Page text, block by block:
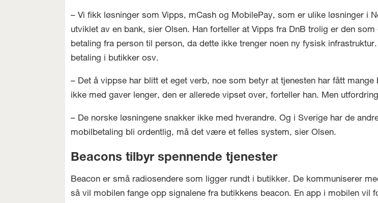
– Vi fikk løsninger som Vipps, mCash og MobilePay, som er ulike løsninger i
utviklet av en bank, sier Olsen. Han forteller at Vipps fra DnB trolig er den
betaling fra person til person, da dette ikke trenger noen ny fysisk
betaling i butikker osv.
– Det å vippse har blitt et eget verb, noe som betyr at tjenesten har fått
ikke med gaver lenger, den er allerede vipset over, forteller han. Men
– De norske løsningene snakker ikke med hverandre. Og i Sverige har de
mobilbetaling bli ordentlig, må det være et felles system, sier Olsen.
Beacons tilbyr spennende tjenester
Beacon er små radiosendere som ligger rundt i butikker. De kommuniserer
så vil mobilen fange opp signalene fra butikkens beacon. En app i mobilen vil